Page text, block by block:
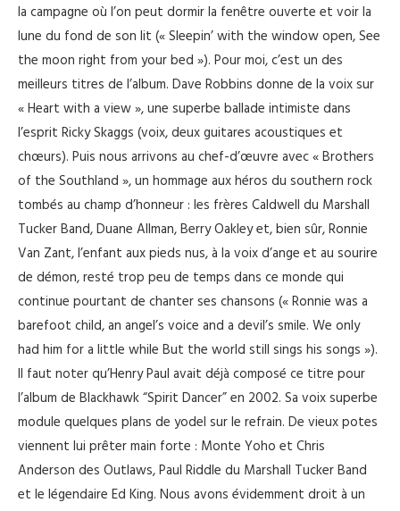
la campagne où l’on peut dormir la fenêtre ouverte et voir la
lune du fond de son lit (« Sleepin’ with the window open, See
the moon right from your bed »). Pour moi, c’est un des
meilleurs titres de l’album. Dave Robbins donne de la voix sur
« Heart with a view », une superbe ballade intimiste dans
l’esprit Ricky Skaggs (voix, deux guitares acoustiques et
chœurs). Puis nous arrivons au chef-d’œuvre avec « Brothers
of the Southland », un hommage aux héros du southern rock
tombés au champ d’honneur : les frères Caldwell du Marshall
Tucker Band, Duane Allman, Berry Oakley et, bien sûr, Ronnie
Van Zant, l’enfant aux pieds nus, à la voix d’ange et au sourire
de démon, resté trop peu de temps dans ce monde qui
continue pourtant de chanter ses chansons (« Ronnie was a
barefoot child, an angel’s voice and a devil’s smile. We only
had him for a little while But the world still sings his songs »).
Il faut noter qu’Henry Paul avait déjà composé ce titre pour
l’album de Blackhawk “Spirit Dancer” en 2002. Sa voix superbe
module quelques plans de yodel sur le refrain. De vieux potes
viennent lui prêter main forte : Monte Yoho et Chris
Anderson des Outlaws, Paul Riddle du Marshall Tucker Band
et le légendaire Ed King. Nous avons évidemment droit à un